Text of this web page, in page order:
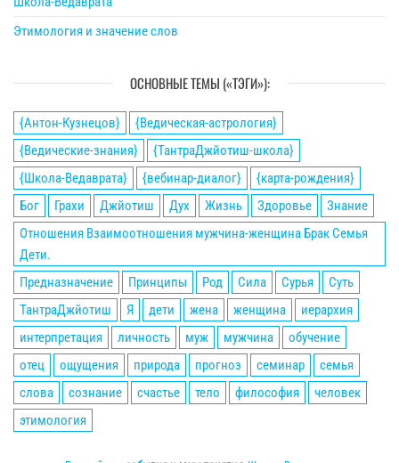
Этимология и значение слов
ОСНОВНЫЕ ТЕМЫ («ТЭГИ»):
{Антон-Кузнецов}
{Ведическая-астрология}
{Ведические-знания}
{ТантраДжйотиш-школа}
{Школа-Ведаврата}
{вебинар-диалог}
{карта-рождения}
Бог
Грахи Джйотиш Дух Жизнь Здоровье
Знание
Отношения Взаимоотношения мужчина-женщина Брак Семья
Дети.
Предназначение
Принципы Род Сила Сурья
Суть
ТантраДжйотиш
Я дети жена женщина
иерархия
интерпретация
личность муж мужчина
обучение
отец
ощущения природа прогноз семинар
семья
слова
сознание счастье тело философия
человек
этимология